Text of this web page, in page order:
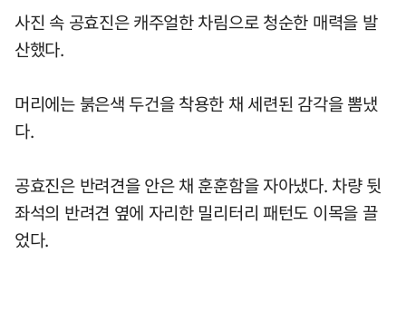
사진 속 공효진은 캐주얼한 차림으로 청순한 매력을 발
산했다.
머리에는 붉은색 두건을 착용한 채 세련된 감각을 뽐냈
다.
공효진은 반려견을 안은 채 훈훈함을 자아냈다. 차량 뒷
좌석의 반려견 옆에 자리한 밀리터리 패턴도 이목을 끌
었다.